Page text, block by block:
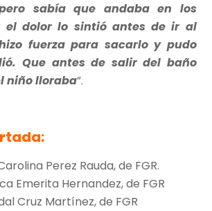
sabía que andaba en los
el dolor lo sintió antes de ir al
fuerza para sacarlo y pudo
Que antes de salir del baño
niño lloraba”.
Perez Rauda, de FGR.
Emerita Hernandez, de FGR
Cruz Martínez, de FGR